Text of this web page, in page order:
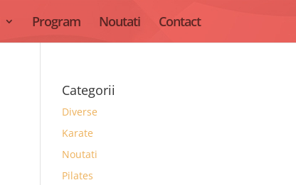
Program Noutati Contact
Categorii
Diverse
Karate
Noutati
Pilates